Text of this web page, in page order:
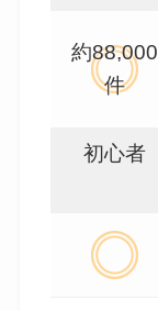
約88,000
件
初心者